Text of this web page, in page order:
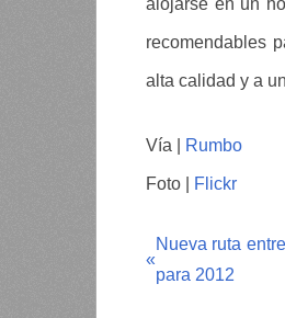
recomendables
alta calidad y a
Vía | Rumbo
Foto | Flickr
«
Nueva ruta
para 2012